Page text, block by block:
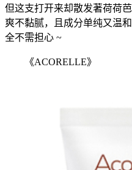
但这支打开来却散发著荷荷
爽不黏腻，且成分单纯又温
全不需担心 ~
《ACORELLE》